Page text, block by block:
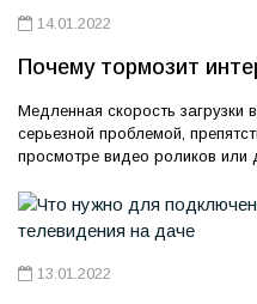
14.01.2022
Почему тормозит
Медленная скорость загрузки
серьезной проблемой,
просмотре видео роликов или
13.01.2022